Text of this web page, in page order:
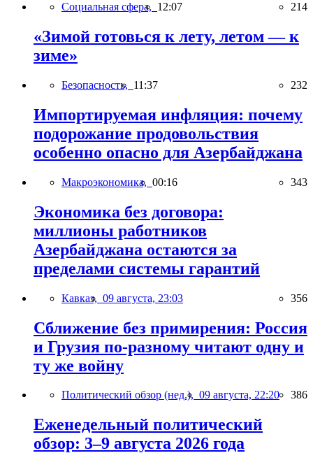
Социальная сфера, 12:07 214
«Зимой готовься к лету, летом — к
зиме»
Безопасность, 11:37 232
Импортируемая инфляция: почему
подорожание продовольствия
особенно опасно для Азербайджана
Макроэкономика, 00:16 343
Экономика без договора:
миллионы работников
Азербайджана остаются за
пределами системы гарантий
Кавказ, 09 августа, 23:03 356
Сближение без примирения: Россия
и Грузия по-разному читают одну и
ту же войну
Политический обзор (нед.), 09 августа, 22:20 386
Еженедельный политический
обзор: 3–9 августа 2026 года